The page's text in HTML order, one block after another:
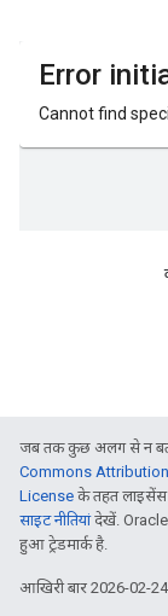
जब तक कुछ अलग से न
Commons
License के तहत लाइसेंस
साइट नीतियांदेखें. Oracle
हुआ ट्रेडमार्क है.
आखिरी बार 2026-02-